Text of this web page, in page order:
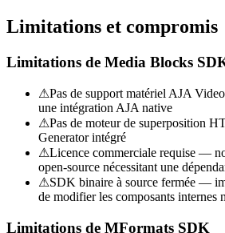
Limitations et compromis
Limitations de Media Blocks
⚠Pas de support matériel AJA
une intégration AJA native
⚠Pas de moteur de superposition
Generator intégré
⚠Licence commerciale requise —
open-source nécessitant une
⚠SDK binaire à source fermée —
de modifier les composants internes
Limitations de MFormats SDK